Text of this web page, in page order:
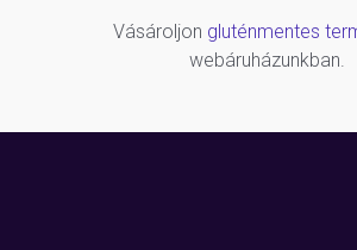
Vásároljon gluténmentes
webáruházunkban.